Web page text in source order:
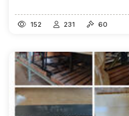
152 231 60